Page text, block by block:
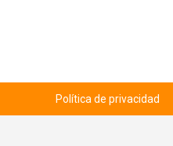
Política de privacidad